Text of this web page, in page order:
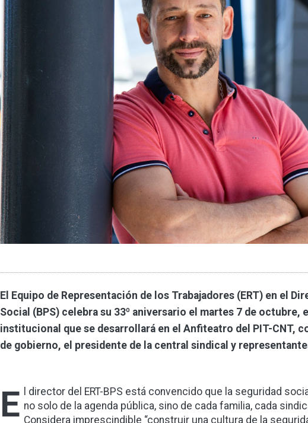
El Equipo de Representación de los Trabajadores (ERT) en el
Social (BPS) celebra su 33º aniversario el martes 7 de octubre,
institucional que se desarrollará en el Anfiteatro del PIT-CNT,
de gobierno, el presidente de la central sindical y representantes
E
l director del ERT-BPS está convencido que la seguridad
no solo de la agenda pública, sino de cada familia, cada
Considera imprescindible “construir una cultura de la